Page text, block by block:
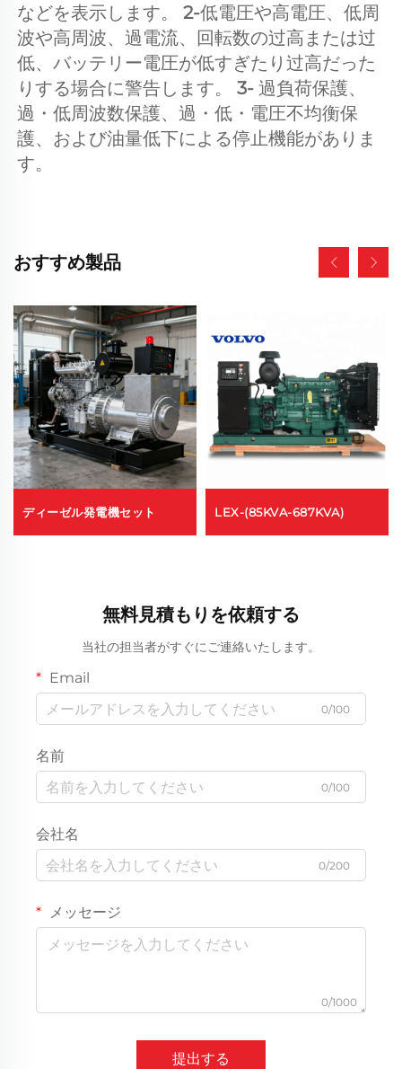
などを表示します。 2-低電圧や高電圧、低周
波や高周波、過電流、回転数の过高または过
低、バッテリー電圧が低すぎたり过高だった
りする場合に警告します。 3- 過負荷保護、
過・低周波数保護、過・低・電圧不均衡保
護、および油量低下による停止機能がありま
す。
おすすめ製品
ディーゼル発電機セット LEX-(85KVA-687KVA)
無料見積もりを依頼する
当社の担当者がすぐにご連絡いたします。
Email
0/100
名前
0/100
会社名
0/200
メッセージ
0/1000
提出する